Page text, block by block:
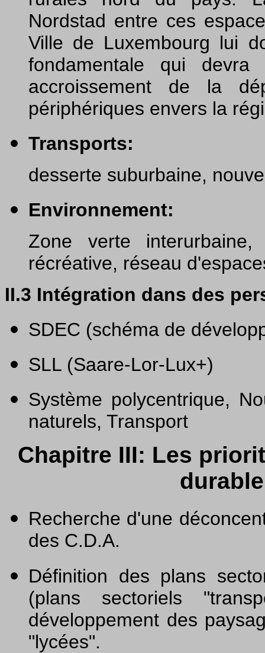
Nordstad entre ces
Ville de Luxembourg lui
fondamentale qui
accroissement de la
périphériques envers la
Transports:
desserte suburbaine,
Environnement:
Zone verte
récréative, réseau
II.3 Intégration dans des
SDEC (schéma de
SLL (Saare-Lor-Lux+)
Système polycentrique,
naturels, Transport
Chapitre III: Les
Recherche d'une
des C.D.A.
Définition des plans
(plans sectoriels
développement des
"lycées".